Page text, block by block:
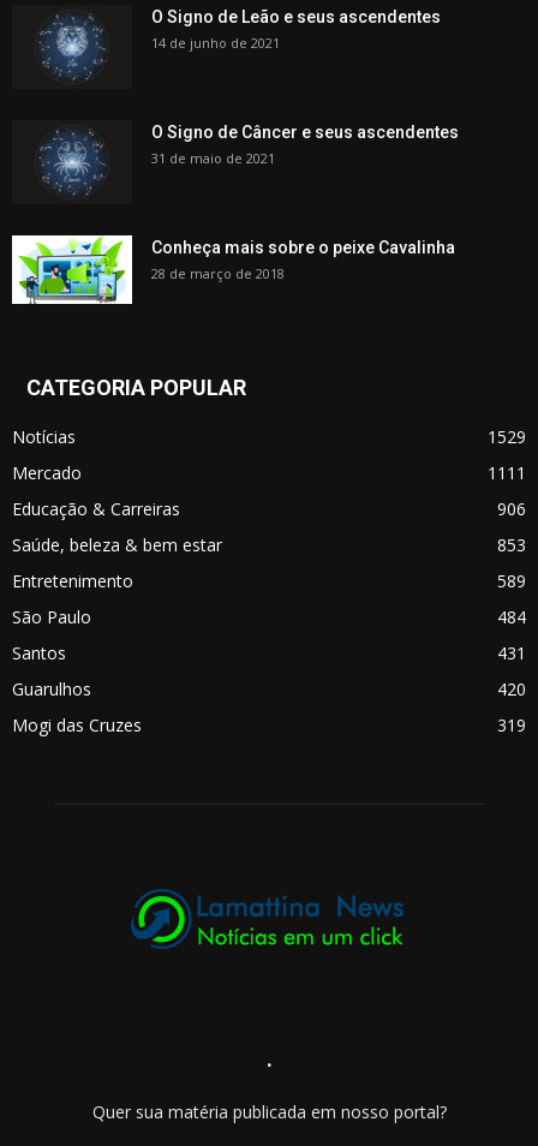
O Signo de Leão e seus ascendentes
14 de junho de 2021
O Signo de Câncer e seus ascendentes
31 de maio de 2021
Conheça mais sobre o peixe Cavalinha
28 de março de 2018
CATEGORIA POPULAR
Notícias
1529
Mercado
1111
Educação & Carreiras
906
Saúde, beleza & bem estar
853
Entretenimento
589
São Paulo
484
Santos
431
Guarulhos
420
Mogi das Cruzes
319
.
Quer sua matéria publicada em nosso portal?